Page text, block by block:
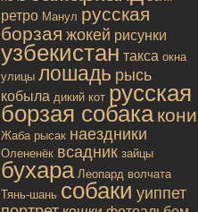
ретро Манул русская
борзая жокей рисунки
узбекистан такса окна
улицы лошадь рысь
кобыла дикий кот русская
борзая собака кони
Жаба рысак наездники
Олененёк всадник зайцы
бухара Леопард волчата
Тянь-шань собаки уиппет